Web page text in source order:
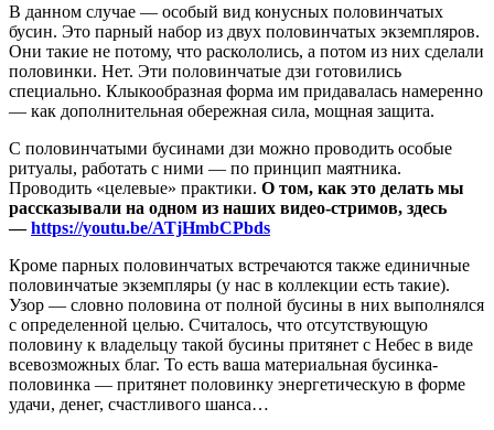
В данном случае — особый вид конусных половинчатых
бусин. Это парный набор из двух половинчатых экземпляров.
Они такие не потому, что раскололись, а потом из них сделали
половинки. Нет. Эти половинчатые дзи готовились
специально. Клыкообразная форма им придавалась намеренно
— как дополнительная обережная сила, мощная защита.
С половинчатыми бусинами дзи можно проводить особые
ритуалы, работать с ними — по принцип маятника.
Проводить «целевые» практики. О том, как это делать мы
рассказывали на одном из наших видео-стримов, здесь
—https://youtu.be/ATjHmbCPbds
Кроме парных половинчатых встречаются также единичные
половинчатые экземпляры (у нас в коллекции есть такие).
Узор — словно половина от полной бусины в них выполнялся
с определенной целью. Считалось, что отсутствующую
половину к владельцу такой бусины притянет с Небес в виде
всевозможных благ. То есть ваша материальная бусинка-
половинка — притянет половинку энергетическую в форме
удачи, денег, счастливого шанса…